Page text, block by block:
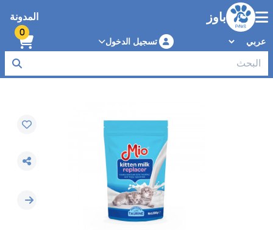
باوز المدونة
تسجيل الدخول
0